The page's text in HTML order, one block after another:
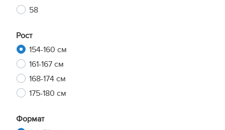
58
Рост
154-160 см
161-167 см
168-174 см
175-180 см
Формат